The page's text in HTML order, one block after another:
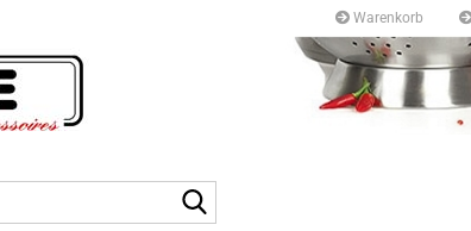
Warenkorb